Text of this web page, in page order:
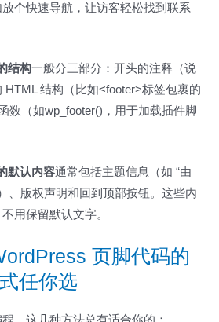
个快速导航，让访客轻松找到联系
结构一般分三部分：开头的注释（说
HTML 结构（比如<footer>标签包裹的
数（如wp_footer()，用于加载插件脚
默认内容通常包括主题信息（如 “由
、版权声明和回到顶部按钮。这些内
用保留默认文字。
页脚代码的
任你选